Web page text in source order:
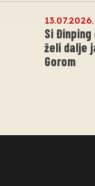
Si
želi dalje
Gorom